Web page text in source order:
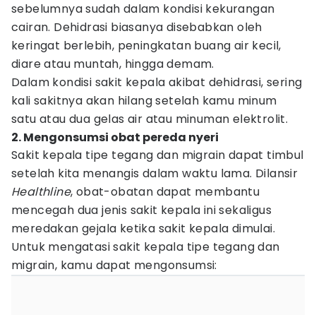
sebelumnya sudah dalam kondisi kekurangan
cairan. Dehidrasi biasanya disebabkan oleh
keringat berlebih, peningkatan buang air kecil,
diare atau muntah, hingga demam.
Dalam kondisi sakit kepala akibat dehidrasi, sering
kali sakitnya akan hilang setelah kamu minum
satu atau dua gelas air atau minuman elektrolit.
2. Mengonsumsi obat pereda nyeri
Sakit kepala tipe tegang dan migrain dapat timbul
setelah kita menangis dalam waktu lama. Dilansir
Healthline, obat-obatan dapat membantu
mencegah dua jenis sakit kepala ini sekaligus
meredakan gejala ketika sakit kepala dimulai.
Untuk mengatasi sakit kepala tipe tegang dan
migrain, kamu dapat mengonsumsi: